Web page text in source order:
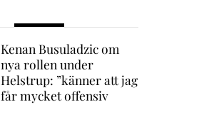
Kenan Busuladzic om
nya rollen under
Helstrup: ”känner att jag
får mycket offensiv